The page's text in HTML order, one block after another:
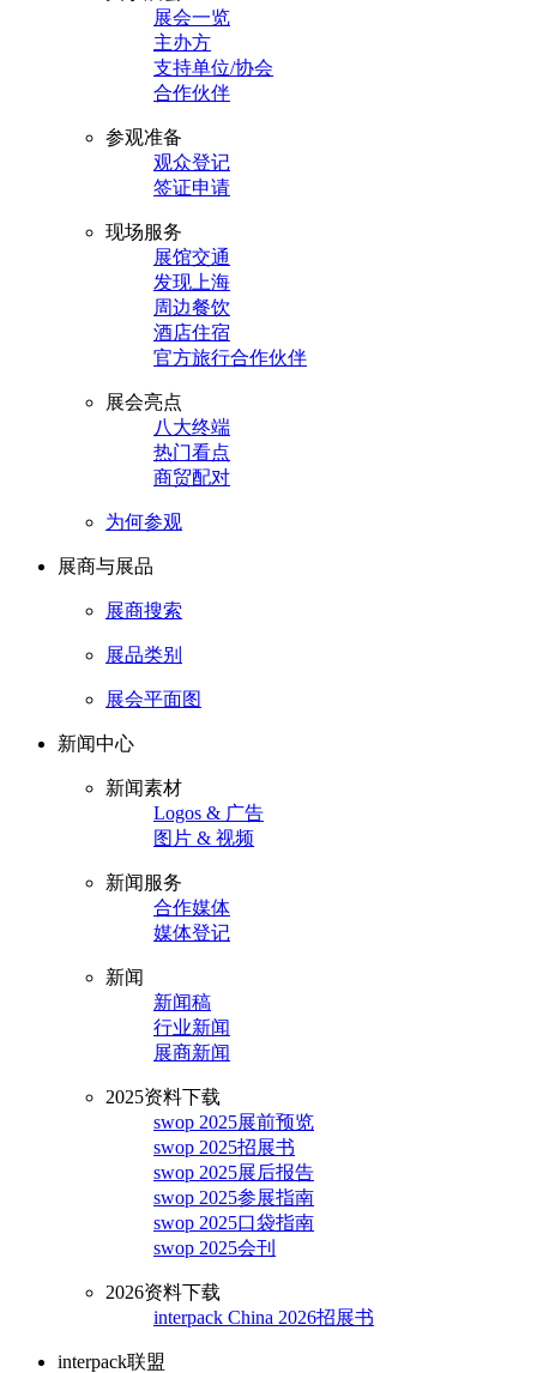
展会一览
主办方
支持单位/协会
合作伙伴
参观准备
观众登记
签证申请
现场服务
展馆交通
发现上海
周边餐饮
酒店住宿
官方旅行合作伙伴
展会亮点
八大终端
热门看点
商贸配对
为何参观
展商与展品
展商搜索
展品类别
展会平面图
新闻中心
新闻素材
Logos & 广告
图片 & 视频
新闻服务
合作媒体
媒体登记
新闻
新闻稿
行业新闻
展商新闻
2025资料下载
swop 2025展前预览
swop 2025招展书
swop 2025展后报告
swop 2025参展指南
swop 2025口袋指南
swop 2025会刊
2026资料下载
interpack China 2026招展书
interpack联盟